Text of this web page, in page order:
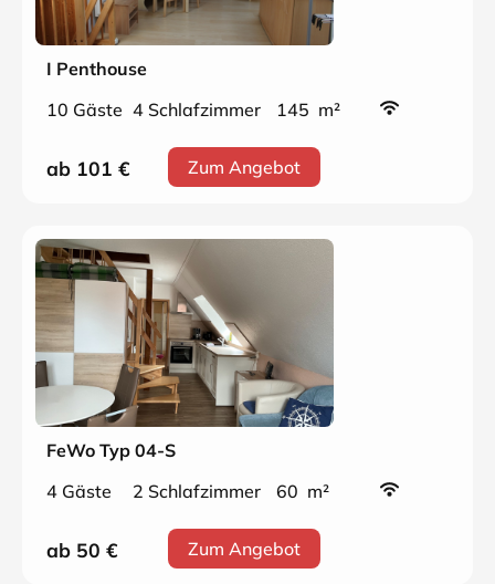
I Penthouse
10 Gäste 4 Schlafzimmer 145 m²
ab 101 € Zum Angebot
FeWo Typ 04-S
4 Gäste
2 Schlafzimmer 60 m²
ab 50 € Zum Angebot